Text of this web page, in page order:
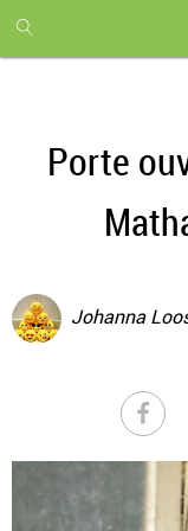
month
free
Porte
Johanna